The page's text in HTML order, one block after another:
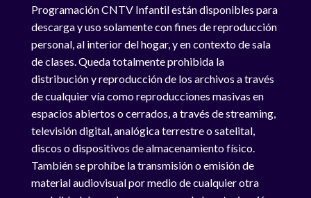
Programación CNTV Infantil están disponibles para
descarga y uso solamente con fines de reproducción
personal, al interior del hogar, y en contexto de sala
de clases. Queda totalmente prohibida la
distribución y reproducción de los archivos a través
de cualquier vía como reproducciones masivas en
espacios abiertos o cerrados, a través de streaming,
televisión digital, analógica terrestre o satelital,
discos o dispositivos de almacenamiento físico.
También se prohíbe la transmisión o emisión de
material audiovisual por medio de cualquier otra